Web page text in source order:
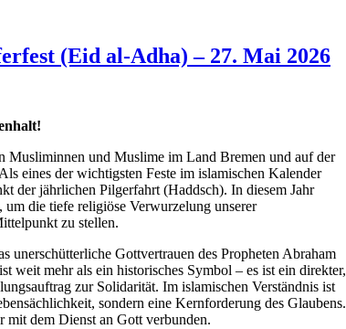
(Eid al-Adha) – 27. Mai 2026
Musliminnen und Muslime im Land Bremen und auf der
eines der wichtigsten Feste im islamischen Kalender
der jährlichen Pilgerfahrt (Haddsch). In diesem Jahr
die tiefe religiöse Verwurzelung unserer
zu stellen.
unerschütterliche Gottvertrauen des Propheten Abraham
weit mehr als ein historisches Symbol – es ist ein direkter,
zur Solidarität. Im islamischen Verständnis ist
sondern eine Kernforderung des Glaubens.
mit dem Dienst an Gott verbunden.